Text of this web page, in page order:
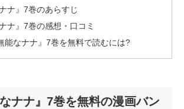
ナ』7巻のあらすじ
ナ』7巻の感想・口コミ
能なナナ』7巻を無料で読むには?
ナナ』7巻を無料の漫画バン